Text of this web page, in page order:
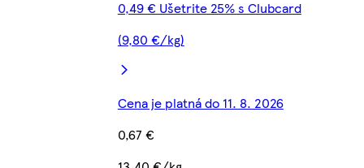
0,49 € Ušetrite 25% s Clubcard
(9,80 €/kg)
Cena je platná do 11. 8. 2026
0,67 €